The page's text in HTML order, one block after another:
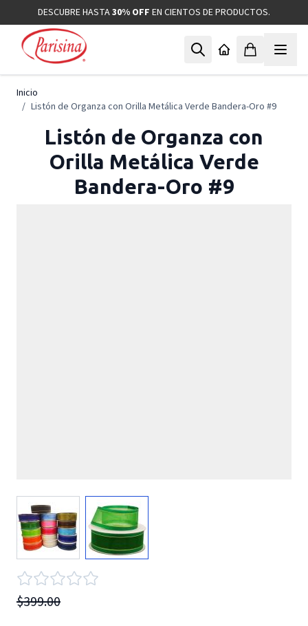
Ir al contenidoDESCUBRE HASTA30% OFF EN CIENTOS DE PRODUCTOS.
Inicio
/ Listón de Organza con Orilla Metálica Verde Bandera-Oro #9
Listón de Organza con
Orilla Metálica Verde
Bandera-Oro #9
View larger imageView larger image
$399.00